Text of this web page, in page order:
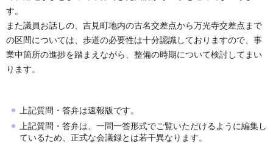
す。
また議員お話しの、吉見町地内の古名交差点から万光寺交差点まで
の区間については、歩道の必要性は十分認識しておりますので、事
業中箇所の進捗を踏まえながら、整備の時期について検討してまい
ります。
上記質問・答弁は速報版です。
上記質問・答弁は、一問一答形式でご覧いただけるように編集し
ているため、正式な会議録とは若干異なります。